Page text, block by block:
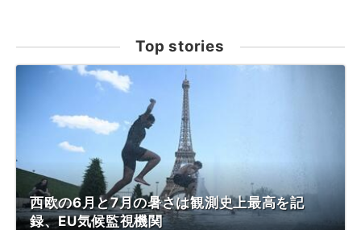
Top stories
西欧の6月と7月の暑さは観測史上最高を記
録、EU気候監視機関